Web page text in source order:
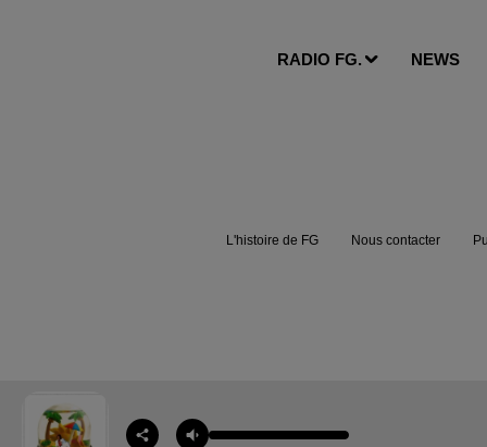
RADIO FG. NEWS
L'histoire de FG Nous contacter